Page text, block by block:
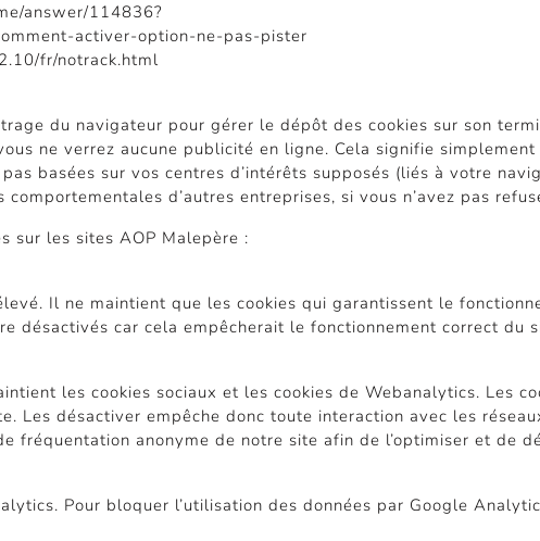
answer/114836?
activer-option-ne-pas-pister
fr/notrack.html
du navigateur pour gérer le dépôt des cookies sur son
ne verrez aucune publicité en ligne. Cela signifie
basées sur vos centres d’intérêts supposés (liés à votre
d’autres entreprises, si vous n’avez pas
sur les sites AOP Malepère :
Il ne maintient que les cookies qui garantissent le
désactivés car cela empêcherait le fonctionnement correct du
les cookies sociaux et les cookies de Webanalytics. Les
Les désactiver empêche donc toute interaction avec les
fréquentation anonyme de notre site afin de l’optimiser et de
Pour bloquer l’utilisation des données par Google